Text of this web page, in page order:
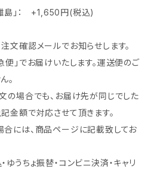
島」： +1,650円(税込)
文確認メールでお知らせします。
」でお届けいたします。運送便のご
。
の場合でも、お届け先が同じでした
金額で対応させて頂きます。
には、商品ページに記載致してお
うちょ振替・コンビニ決済・キャリ